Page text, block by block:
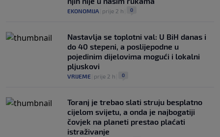
EKONOMIJA prije 2 h 0
Nastavlja se toplotni val: U BiH danas i
do 40 stepeni, a poslijepodne u
pojedinim dijelovima mogući i lokalni
pljuskovi
VRIJEME prije 2 h 0
Toranj je trebao slati struju besplatno
cijelom svijetu, a onda je najbogatiji
čovjek na planeti prestao plaćati
istraživanje